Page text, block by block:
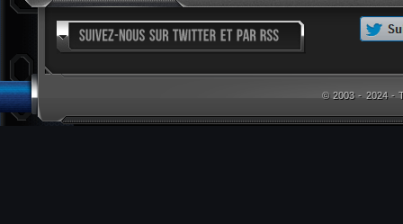
© 2003 - 2024 -